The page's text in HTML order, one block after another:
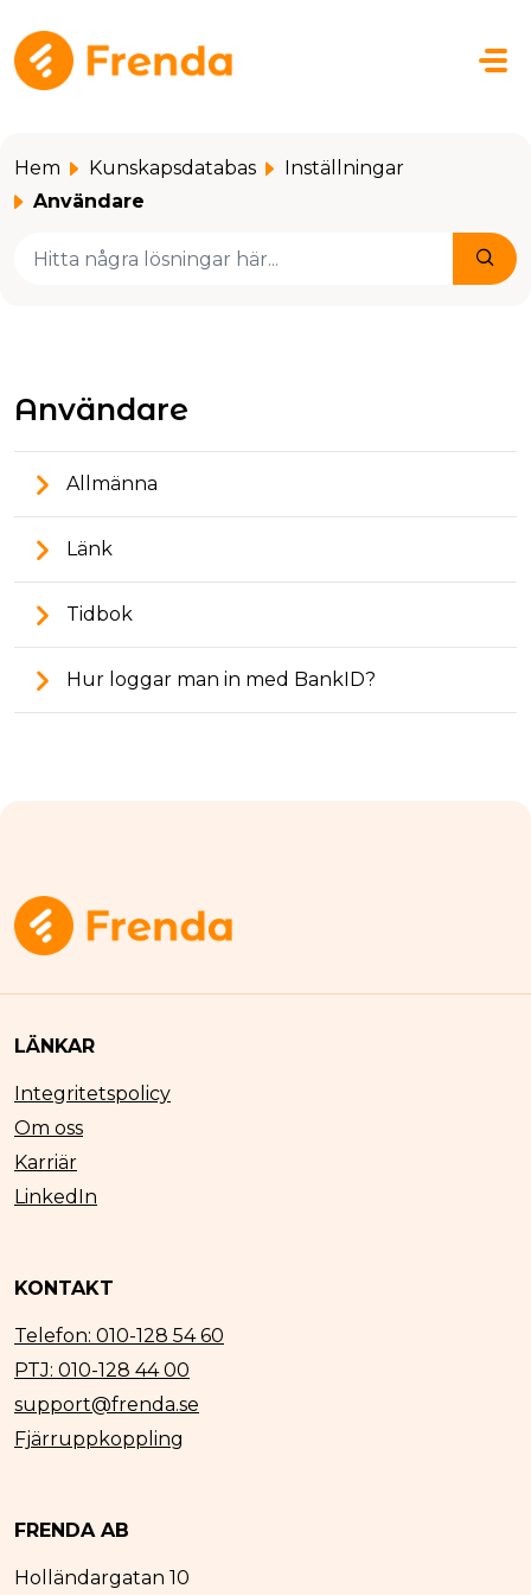
Hoppa över till huvudinnehåll
Hem Kunskapsdatabas
Inställningar
Användare
Användare
Allmänna
Länk
Tidbok
Hur loggar man in med BankID?
LÄNKAR
Integritetspolicy
Om oss
Karriär
LinkedIn
KONTAKT
Telefon: 010-128 54 60
PTJ: 010-128 44 00
support@frenda.se
Fjärruppkoppling
FRENDA AB
Holländargatan 10